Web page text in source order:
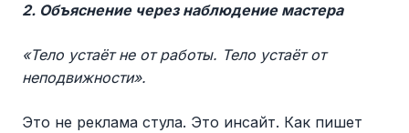
2. Объяснение через наблюдение мастера
«Тело устаёт не от работы. Тело устаёт от
неподвижности».
Это не реклама стула. Это инсайт. Как пишет